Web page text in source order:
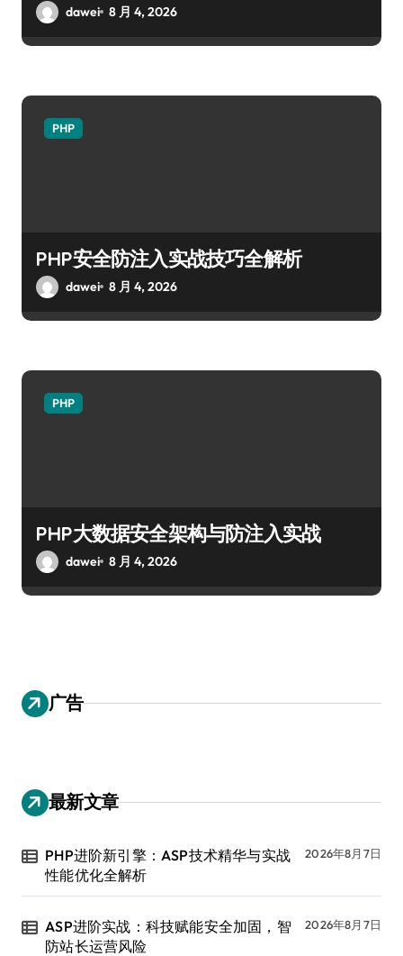
dawei 8 月 4, 2026
PHP
PHP安全防注入实战技巧全解析
dawei 8 月 4, 2026
PHP
PHP大数据安全架构与防注入实战
dawei 8 月 4, 2026
广告
最新文章
PHP进阶新引擎：ASP技术精华与实战
性能优化全解析
2026年8月7日
ASP进阶实战：科技赋能安全加固，智
防站长运营风险
2026年8月7日